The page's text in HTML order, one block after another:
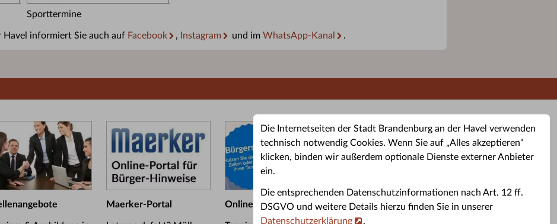
Die Internetseiten der Stadt Brandenburg an der Havel verwenden
technisch notwendig Cookies. Wenn Sie auf „Alles akzeptieren“
klicken, binden wir außerdem optionale Dienste externer Anbieter
ein.
Die entsprechenden Datenschutzinformationen nach Art. 12 ff.
DSGVO und weitere Details hierzu finden Sie in unserer
Datenschutzerklärung
.
Sporttermine
Havel informiert Sie auch auf Facebook , Instagram und im WhatsApp-Kanal .
Maerker-Portal Online-Terminbuchung Altkleider-Container Sporttermine